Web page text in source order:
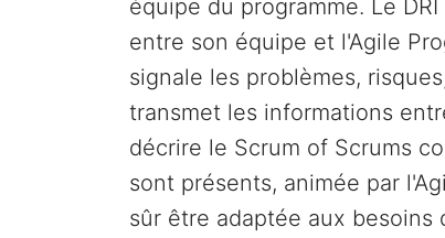
équipe du programme. Le
entre son équipe et l'Agile
signale les problèmes,
transmet les informations
décrire le Scrum of Scrums
sont présents, animée par
sûr être adaptée aux